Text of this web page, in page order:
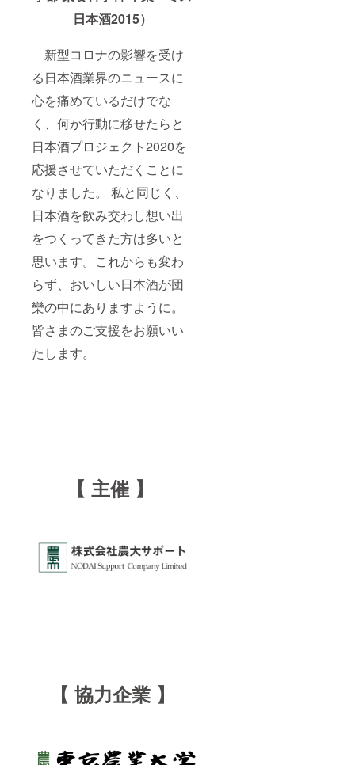
日本酒2015）
新型コロナの影響を受け
る日本酒業界のニュースに
心を痛めているだけでな
く、何か行動に移せたらと
日本酒プロジェクト2020を
応援させていただくことに
なりました。 私と同じく、
日本酒を飲み交わし想い出
をつくってきた方は多いと
思います。これからも変わ
らず、おいしい日本酒が団
欒の中にありますように。
皆さまのご支援をお願いい
たします。
【 主催 】
【 協力企業 】